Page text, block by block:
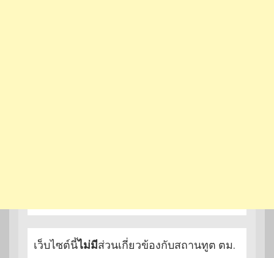
เว็บไซต์นี้ไม่มีส่วนเกี่ยวข้องกับสถานทูต ตม.